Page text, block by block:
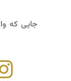
جایی که